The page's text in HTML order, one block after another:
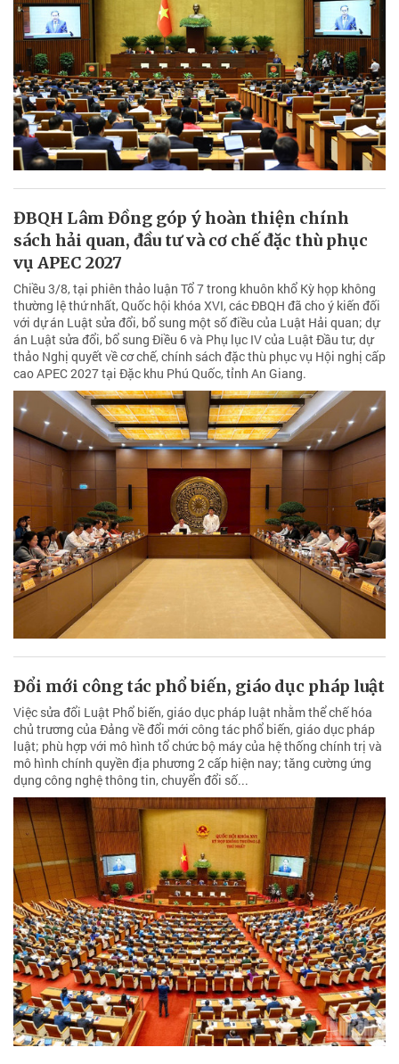
ĐBQH Lâm Đồng góp ý hoàn thiện chính
sách hải quan, đầu tư và cơ chế đặc thù phục
vụ APEC 2027
Chiều 3/8, tại phiên thảo luận Tổ 7 trong khuôn khổ Kỳ họp không
thường lệ thứ nhất, Quốc hội khóa XVI, các ĐBQH đã cho ý kiến đối
với dự án Luật sửa đổi, bổ sung một số điều của Luật Hải quan; dự
án Luật sửa đổi, bổ sung Điều 6 và Phụ lục IV của Luật Đầu tư; dự
thảo Nghị quyết về cơ chế, chính sách đặc thù phục vụ Hội nghị cấp
cao APEC 2027 tại Đặc khu Phú Quốc, tỉnh An Giang.
Đổi mới công tác phổ biến, giáo dục pháp luật
Việc sửa đổi Luật Phổ biến, giáo dục pháp luật nhằm thể chế hóa
chủ trương của Đảng về đổi mới công tác phổ biến, giáo dục pháp
luật; phù hợp với mô hình tổ chức bộ máy của hệ thống chính trị và
mô hình chính quyền địa phương 2 cấp hiện nay; tăng cường ứng
dụng công nghệ thông tin, chuyển đổi số...